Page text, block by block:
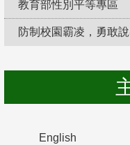
教育部性別平等專區
防制校園霸凌，勇敢說
English